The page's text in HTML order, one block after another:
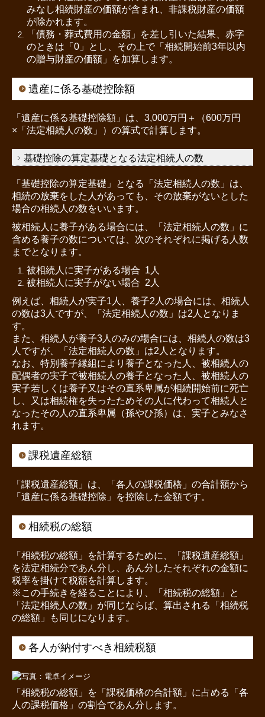
みなし相続財産の価額が含まれ、非課税財産の価額
が除かれます。
「債務・葬式費用の金額」を差し引いた結果、赤字
のときは「0」とし、その上で「相続開始前3年以内
の贈与財産の価額」を加算します。
遺産に係る基礎控除額
「遺産に係る基礎控除額」は、3,000万円＋（600万円
×「法定相続人の数」）の算式で計算します。
基礎控除の算定基礎となる法定相続人の数
「基礎控除の算定基礎」となる「法定相続人の数」は、
相続の放棄をした人があっても、その放棄がないとした
場合の相続人の数をいいます。
被相続人に養子がある場合には、「法定相続人の数」に
含める養子の数については、次のそれぞれに掲げる人数
までとなります。
被相続人に実子がある場合 1人
被相続人に実子がない場合 2人
例えば、相続人が実子1人、養子2人の場合には、相続人
の数は3人ですが、「法定相続人の数」は2人となりま
す。
また、相続人が養子3人のみの場合には、相続人の数は3
人ですが、「法定相続人の数」は2人となります。
なお、特別養子縁組により養子となった人、被相続人の
配偶者の実子で被相続人の養子となった人、被相続人の
実子若しくは養子又はその直系卑属が相続開始前に死亡
し、又は相続権を失ったためその人に代わって相続人と
なったその人の直系卑属（孫やひ孫）は、実子とみなさ
れます。
課税遺産総額
「課税遺産総額」は、「各人の課税価格」の合計額から
「遺産に係る基礎控除」を控除した金額です。
相続税の総額
「相続税の総額」を計算するために、「課税遺産総額」
を法定相続分であん分し、あん分したそれぞれの金額に
税率を掛けて税額を計算します。
※この手続きを経ることにより、「相続税の総額」と
「法定相続人の数」が同じならば、算出される「相続税
の総額」も同じになります。
各人が納付すべき相続税額
「相続税の総額」を「課税価格の合計額」に占める「各
人の課税価格」の割合であん分します。